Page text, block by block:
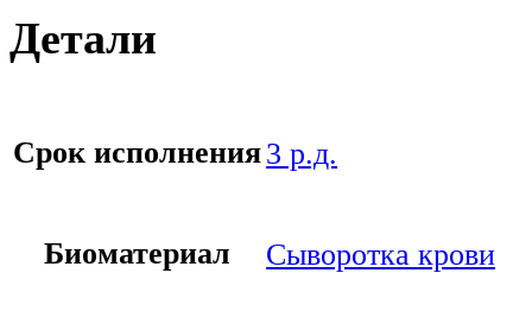
Детали
Срок исполнения3 р.д.
Биоматериал Сыворотка крови